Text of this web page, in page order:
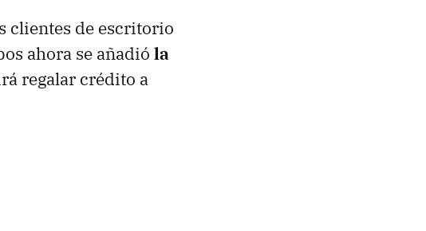
clientes de escritorio
ahora se añadió la
regalar crédito a